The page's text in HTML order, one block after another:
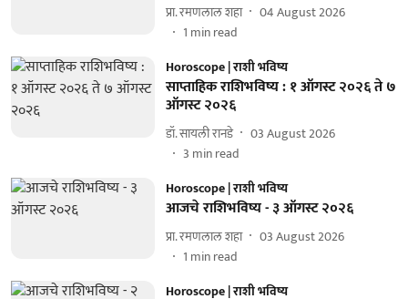
प्रा. रमणलाल शहा
04 August 2026
1 min read
Horoscope | राशी भविष्य
साप्ताहिक राशिभविष्य : १ ऑगस्ट २०२६ ते ७
ऑगस्ट २०२६
डॉ. सायली रानडे
03 August 2026
3 min read
Horoscope | राशी भविष्य
आजचे राशिभविष्य - ३ ऑगस्ट २०२६
प्रा. रमणलाल शहा
03 August 2026
1 min read
Horoscope | राशी भविष्य